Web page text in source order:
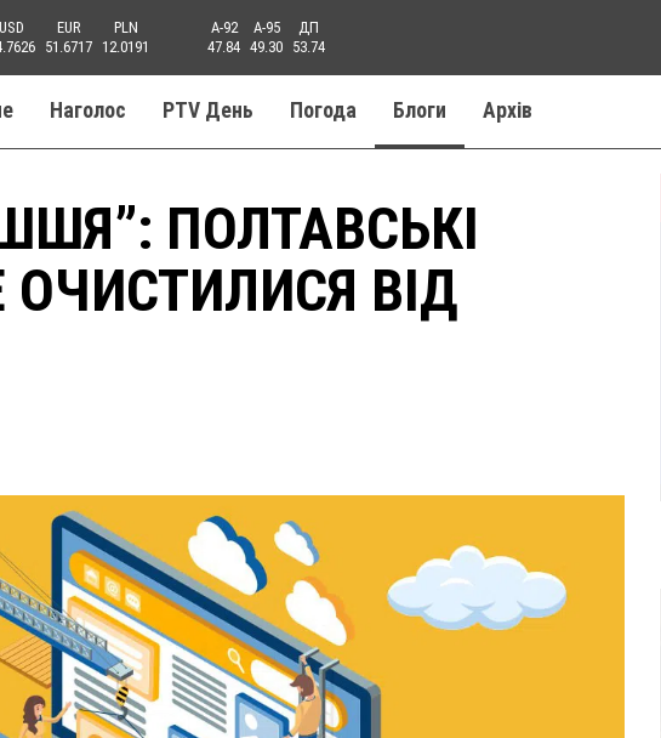
USD
EUR
51.6717
PLN
12.0191
A-92
47.84
A-95
49.30
ДП
53.74
Наголос PTV День Погода Блоги Aрхів
ПОЛТАВСЬКІ
ВІД